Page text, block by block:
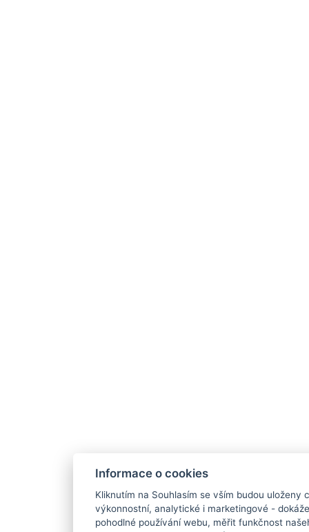
Informace o cookies
Kliknutím na Souhlasím se vším budou uloženy
výkonnostní, analytické i marketingové -
pohodlné používání webu, měřit funkčnost